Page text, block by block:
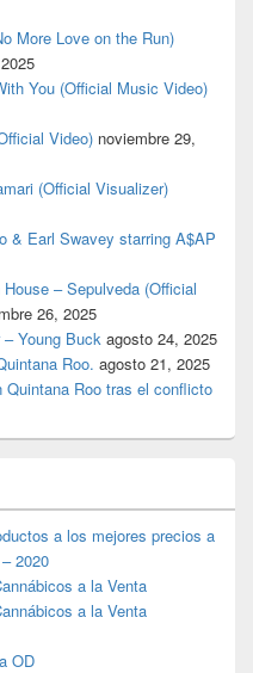
More Love on the Run)
You (Official Music Video)
Video) noviembre 29,
(Official Visualizer)
& Earl Swavey starring A$AP
– Sepulveda (Official
26, 2025
Young Buck agosto 24, 2025
Roo. agosto 21, 2025
Roo tras el conflicto
a los mejores precios a
2020
a la Venta
a la Venta
OD